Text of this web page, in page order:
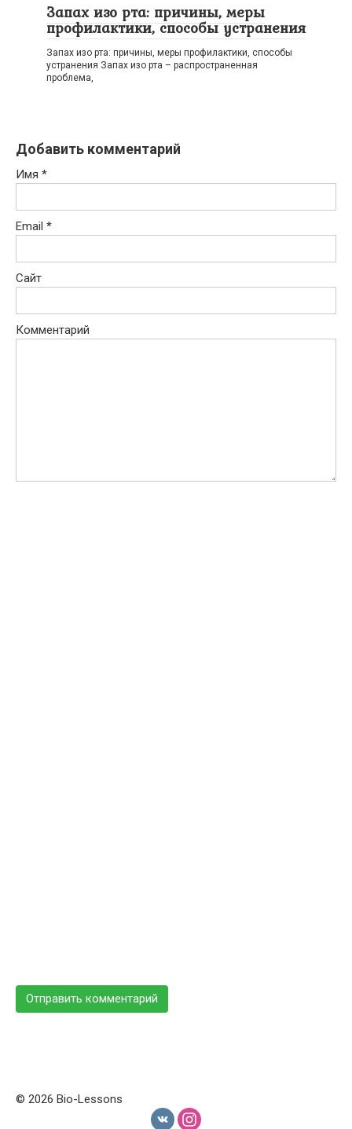
Запах изо рта: причины, меры
профилактики, способы устранения
Запах изо рта: причины, меры профилактики, способы
устранения Запах изо рта – распространенная
проблема,
Добавить комментарий
Имя *
Email *
Сайт
Комментарий
© 2026 Bio-Lessons